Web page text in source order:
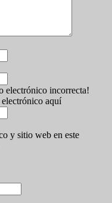
electrónico incorrecta!
aquí
y sitio web en este